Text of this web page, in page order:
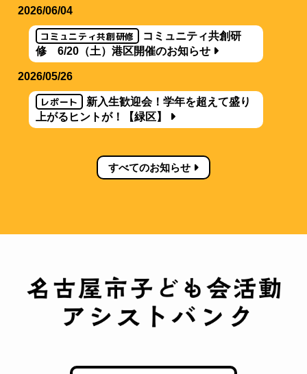
2026/06/04
コミュニティ共創研修
コミュニティ共創研
修 6/20（土）港区開催のお知らせ
2026/05/26
レポート
新入生歓迎会！学年を超えて盛り
上がるヒントが！【緑区】
すべてのお知らせ